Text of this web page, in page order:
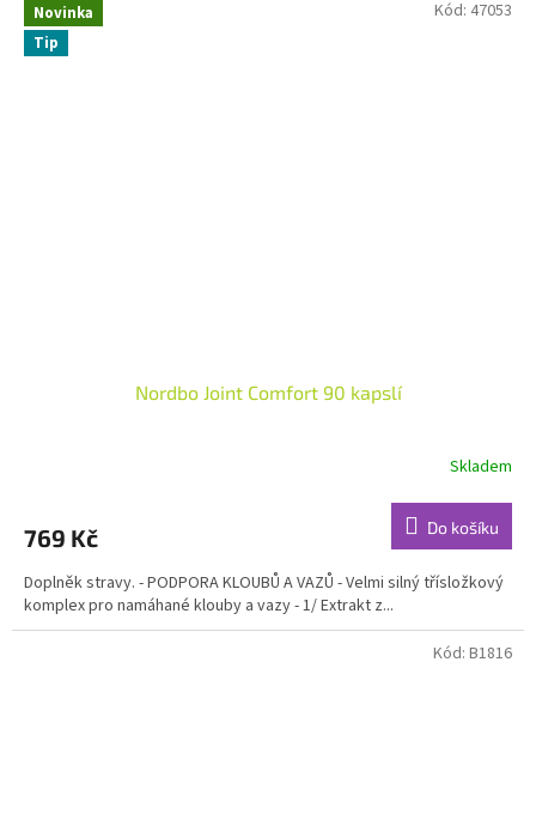
Novinka
Tip
Nordbo Joint Comfort 90 kapslí
Skladem
769 Kč Do košíku
Doplněk stravy. - PODPORA KLOUBŮ A VAZŮ - Velmi silný třísložkový
komplex pro namáhané klouby a vazy - 1/ Extrakt z...
Kód: 47053
Kód: B1816